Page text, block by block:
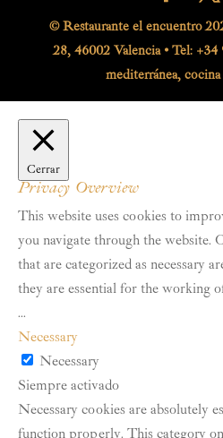
© Restaurante el encuentro
28, 46002 Valencia • Tel:
mediterránea, cocina
Cerrar
Privacy Overview
This website uses cookies to
you navigate through the website.
that are categorized as necessary
they are essential for the working
...
Necessary
Necessary
Siempre activado
Necessary cookies are absolutely